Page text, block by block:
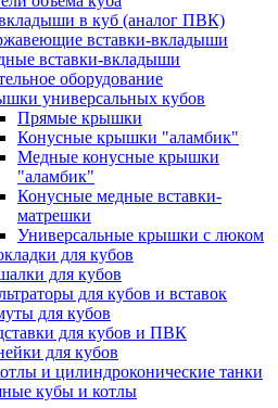
в куб (аналог ПВК)
вставки-вкладыши
вставки-вкладыши
оборудование
универсальных кубов
Прямые крышки
Конусные крышки "аламбик"
Медные конусные крышки
"аламбик"
Конусные медные вставки-
матрешки
Универсальные крышки с люком
для кубов
для кубов
для кубов и вставок
для кубов
для кубов и ПВК
для кубов
и цилиндроконические танки
кубы и котлы